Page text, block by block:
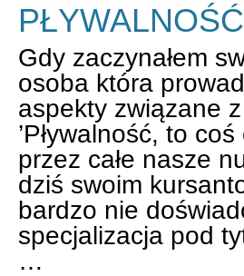
Gdy zaczynałem
osoba która
aspekty związane
’Pływalność, to
przez całe nasze
dziś swoim
bardzo nie
specjalizacja pod
…